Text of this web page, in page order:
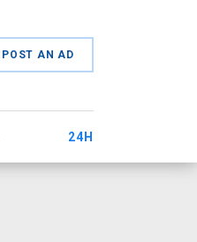
POST AN AD
24H